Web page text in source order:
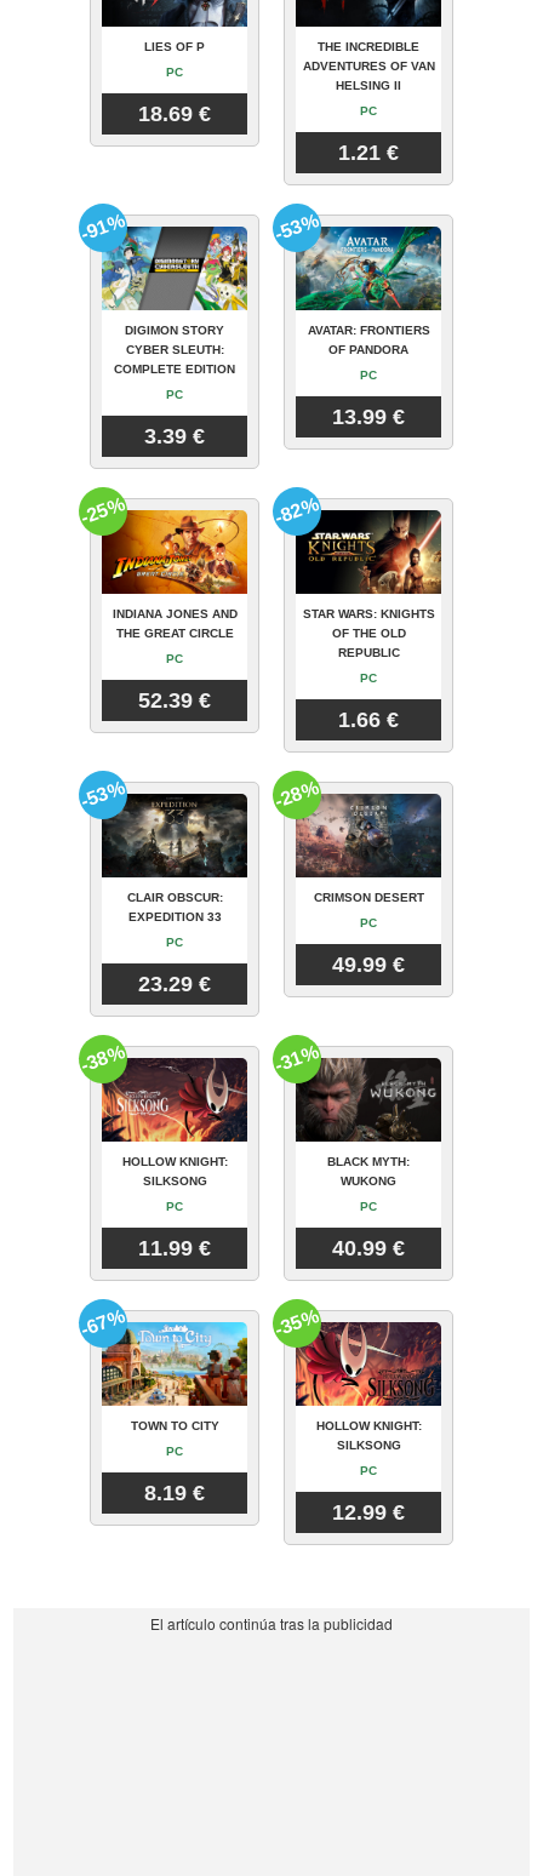
LIES OF P
PC
18.69 €
THE INCREDIBLE
ADVENTURES OF VAN
HELSING II
PC
1.21 €
DIGIMON STORY
CYBER SLEUTH:
COMPLETE EDITION
PC
3.39 €
-91%
AVATAR: FRONTIERS
OF PANDORA
PC
13.99 €
-53%
INDIANA JONES AND
THE GREAT CIRCLE
PC
52.39 €
-25%
STAR WARS: KNIGHTS
OF THE OLD
REPUBLIC
PC
1.66 €
-82%
CLAIR OBSCUR:
EXPEDITION 33
PC
23.29 €
-53%
CRIMSON DESERT
PC
49.99 €
-28%
HOLLOW KNIGHT:
SILKSONG
PC
11.99 €
-38%
BLACK MYTH:
WUKONG
PC
40.99 €
-31%
TOWN TO CITY
PC
8.19 €
-67%
HOLLOW KNIGHT:
SILKSONG
PC
12.99 €
-35%